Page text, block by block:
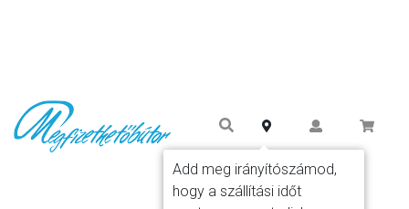
Add meg irányítószámod,
hogy a szállítási időt